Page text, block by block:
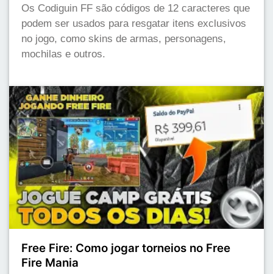
Os Codiguin FF são códigos de 12 caracteres que
podem ser usados para resgatar itens exclusivos
no jogo, como skins de armas, personagens,
mochilas e outros.
Free Fire: Como jogar torneios no Free
Fire Mania